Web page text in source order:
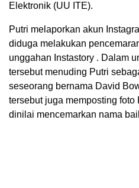
Elektronik (UU ITE).
Putri melaporkan akun
diduga melakukan
unggahan Instastory . Dalam
tersebut menuding Putri
seseorang bernama David
tersebut juga memposting
dinilai mencemarkan nama